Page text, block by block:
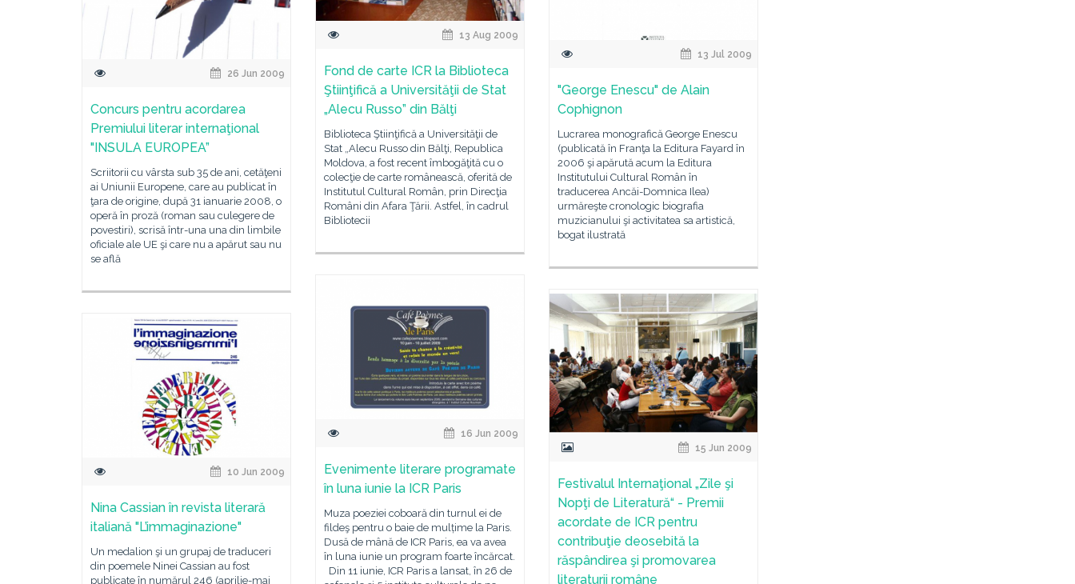
13 Aug 2009
Fond de carte ICR la Biblioteca
Ştiinţifică a Universităţii de Stat
„Alecu Russo” din Bălţi
Biblioteca Ştiinţifică a Universităţii de
Stat „Alecu Russo din Bălţi, Republica
Moldova, a fost recent îmbogăţită cu o
colecţie de carte românească, oferită de
Institutul Cultural Român, prin Direcţia
Români din Afara Ţării. Astfel, în cadrul
Bibliotecii
13 Jul 2009
"George Enescu" de Alain
Cophignon
Lucrarea monografică George Enescu
(publicată în Franţa la Editura Fayard în
2006 şi apărută acum la Editura
Institutului Cultural Român în
traducerea Ancăi-Domnica Ilea)
urmăreşte cronologic biografia
muzicianului şi activitatea sa artistică,
bogat ilustrată
26 Jun 2009
Concurs pentru acordarea
Premiului literar internaţional
"INSULA EUROPEA”
Scriitorii cu vârsta sub 35 de ani, cetăţeni
ai Uniunii Europene, care au publicat în
ţara de origine, după 31 ianuarie 2008, o
operă în proză (roman sau culegere de
povestiri), scrisă într-una una din limbile
oficiale ale UE şi care nu a apărut sau nu
se află
16 Jun 2009
Evenimente literare programate
în luna iunie la ICR Paris
Muza poeziei coboară din turnul ei de
fildeş pentru o baie de mulțime la Paris.
Dusă de mână de ICR Paris, ea va avea
în luna iunie un program foarte încărcat.
Din 11 iunie, ICR Paris a lansat, în 26 de
15 Jun 2009
Festivalul Internaţional „Zile şi
Nopţi de Literatură“ - Premii
acordate de ICR pentru
contribuţie deosebită la
răspândirea şi promovarea
literaturii române
10 Jun 2009
Nina Cassian în revista literară
italiană "L’immaginazione"
Un medalion şi un grupaj de traduceri
din poemele Ninei Cassian au fost
publicate în numărul 246 (aprilie-mai